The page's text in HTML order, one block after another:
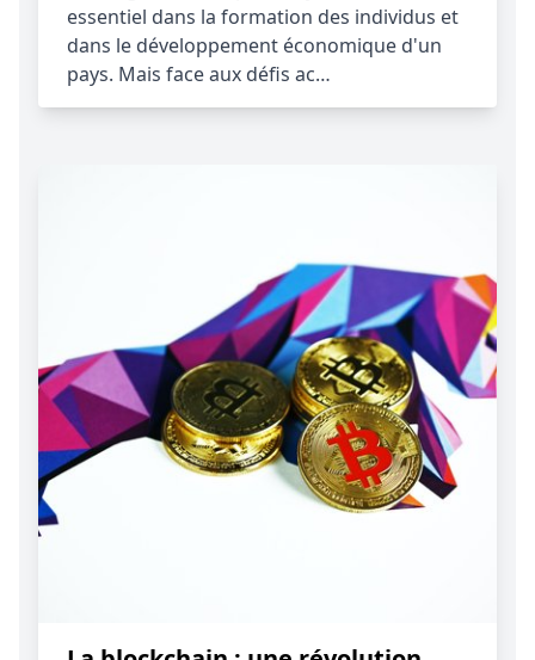
essentiel dans la formation des individus et
dans le développement économique d'un
pays. Mais face aux défis ac…